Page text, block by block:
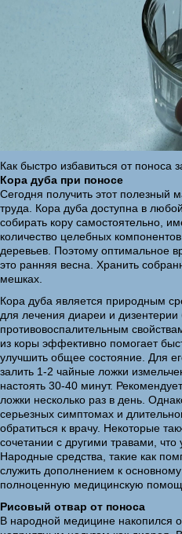
Как быстро избавиться от поноса
Кора дуба при поносе
Сегодня получить этот полезный
труда. Кора дуба доступна в
собирать кору самостоятельно,
количество целебных
деревьев. Поэтому оптимальное
это ранняя весна. Хранить
мешках.
Кора дуба является природным
для лечения диареи и
противовоспалительным
из коры эффективно помогает
улучшить общее состояние. Для
залить 1-2 чайные ложки
настоять 30-40 минут.
ложки несколько раз в день.
серьезных симптомах и
обратиться к врачу. Некоторые
сочетании с другими травами,
Народные средства, такие как
служить дополнением к
полноценную медицинскую
Рисовый отвар от поноса
В народной медицине накопился